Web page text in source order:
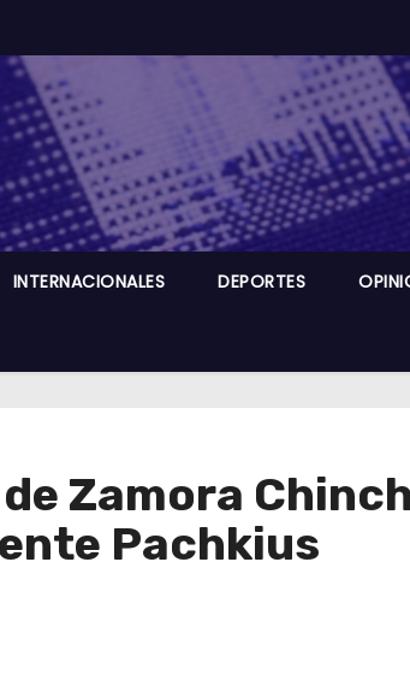
INTERNACIONALES DEPORTES
Zamora
Pachkius